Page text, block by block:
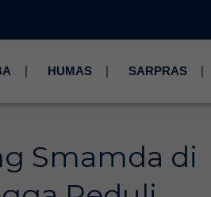
HUMAS SARPRAS
Smamda di